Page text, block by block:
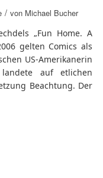
/ von Michael Bucher
„Fun Home. A
gelten Comics als
US-Amerikanerin
auf etlichen
Beachtung. Der